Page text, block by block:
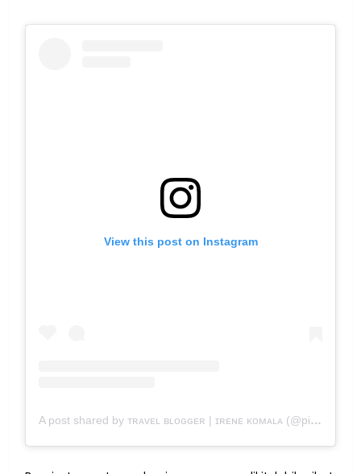
View this post on Instagram
A post shared by ᴛʀᴀᴠᴇʟ ʙʟᴏɢɢᴇʀ | ɪʀᴇɴᴇ ᴋᴏᴍᴀʟᴀ (@pinktravelogue)